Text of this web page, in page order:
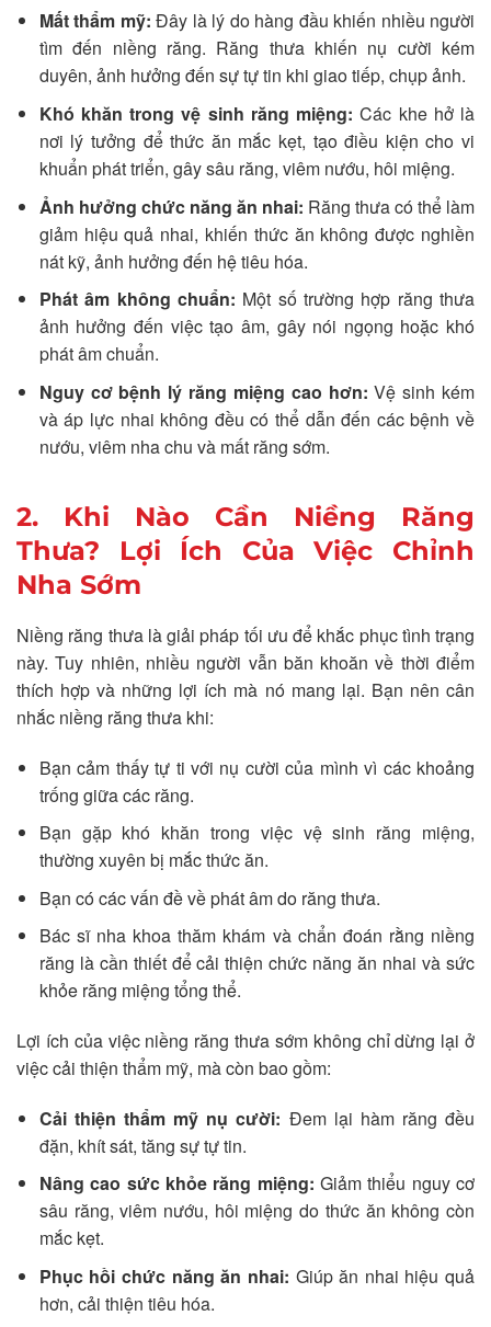
Mất thẩm mỹ: Đây là lý do hàng đầu khiến nhiều người
tìm đến niềng răng. Răng thưa khiến nụ cười kém
duyên, ảnh hưởng đến sự tự tin khi giao tiếp, chụp ảnh.
Khó khăn trong vệ sinh răng miệng: Các khe hở là
nơi lý tưởng để thức ăn mắc kẹt, tạo điều kiện cho vi
khuẩn phát triển, gây sâu răng, viêm nướu, hôi miệng.
Ảnh hưởng chức năng ăn nhai: Răng thưa có thể làm
giảm hiệu quả nhai, khiến thức ăn không được nghiền
nát kỹ, ảnh hưởng đến hệ tiêu hóa.
Phát âm không chuẩn: Một số trường hợp răng thưa
ảnh hưởng đến việc tạo âm, gây nói ngọng hoặc khó
phát âm chuẩn.
Nguy cơ bệnh lý răng miệng cao hơn: Vệ sinh kém
và áp lực nhai không đều có thể dẫn đến các bệnh về
nướu, viêm nha chu và mất răng sớm.
2. Khi Nào Cần Niềng Răng
Thưa? Lợi Ích Của Việc Chỉnh
Nha Sớm
Niềng răng thưa là giải pháp tối ưu để khắc phục tình trạng
này. Tuy nhiên, nhiều người vẫn băn khoăn về thời điểm
thích hợp và những lợi ích mà nó mang lại. Bạn nên cân
nhắc niềng răng thưa khi:
Bạn cảm thấy tự ti với nụ cười của mình vì các khoảng
trống giữa các răng.
Bạn gặp khó khăn trong việc vệ sinh răng miệng,
thường xuyên bị mắc thức ăn.
Bạn có các vấn đề về phát âm do răng thưa.
Bác sĩ nha khoa thăm khám và chẩn đoán rằng niềng
răng là cần thiết để cải thiện chức năng ăn nhai và sức
khỏe răng miệng tổng thể.
Lợi ích của việc niềng răng thưa sớm không chỉ dừng lại ở
việc cải thiện thẩm mỹ, mà còn bao gồm:
Cải thiện thẩm mỹ nụ cười: Đem lại hàm răng đều
đặn, khít sát, tăng sự tự tin.
Nâng cao sức khỏe răng miệng: Giảm thiểu nguy cơ
sâu răng, viêm nướu, hôi miệng do thức ăn không còn
mắc kẹt.
Phục hồi chức năng ăn nhai: Giúp ăn nhai hiệu quả
hơn, cải thiện tiêu hóa.